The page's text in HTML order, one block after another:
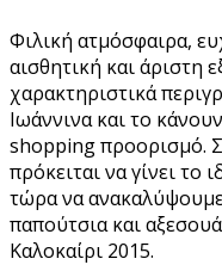
Φιλική ατμόσφαιρα,
αισθητική και άριστη
χαρακτηριστικά
Ιωάννινα και το
shopping προορισμό.
πρόκειται να γίνει
τώρα να
παπούτσια και
Καλοκαίρι 2015.